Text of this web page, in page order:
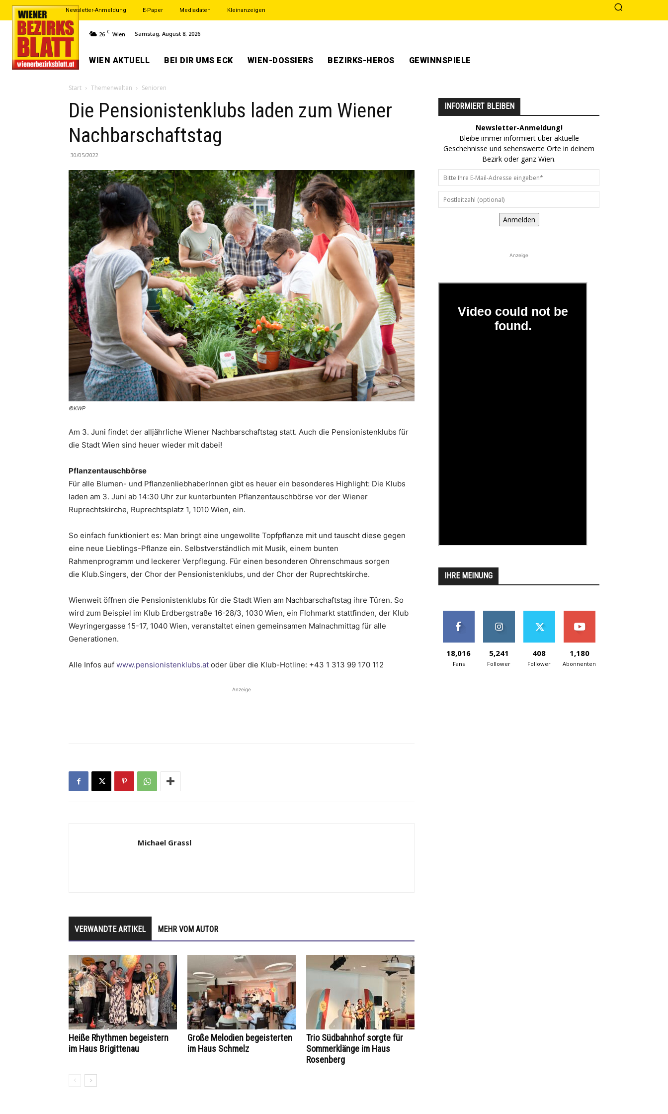
Newsletter-Anmeldung E-Paper Mediadaten Kleinanzeigen
26 C Wien Samstag, August 8, 2026
WIEN AKTUELL BEI DIR UMS ECK WIEN-DOSSIERS BEZIRKS-HEROS GEWINNSPIELE
Start Themenwelten Senioren
Die Pensionistenklubs laden zum Wiener
Nachbarschaftstag
30/05/2022
©KWP
Am 3. Juni findet der alljährliche Wiener Nachbarschaftstag statt. Auch die Pensionistenklubs für
die Stadt Wien sind heuer wieder mit dabei!
Pflanzentauschbörse
Für alle Blumen- und PflanzenliebhaberInnen gibt es heuer ein besonderes Highlight: Die Klubs
laden am 3. Juni ab 14:30 Uhr zur kunterbunten Pflanzentauschbörse vor der Wiener
Ruprechtskirche, Ruprechtsplatz 1, 1010 Wien, ein.
So einfach funktioniert es: Man bringt eine ungewollte Topfpflanze mit und tauscht diese gegen
eine neue Lieblings-Pflanze ein. Selbstverständlich mit Musik, einem bunten
Rahmenprogramm und leckerer Verpflegung. Für einen besonderen Ohrenschmaus sorgen
die Klub.Singers, der Chor der Pensionistenklubs, und der Chor der Ruprechtskirche.
Wienweit öffnen die Pensionistenklubs für die Stadt Wien am Nachbarschaftstag ihre Türen. So
wird zum Beispiel im Klub Erdbergstraße 16-28/3, 1030 Wien, ein Flohmarkt stattfinden, der Klub
Weyringergasse 15-17, 1040 Wien, veranstaltet einen gemeinsamen Malnachmittag für alle
Generationen.
Alle Infos auf www.pensionistenklubs.at oder über die Klub-Hotline: +43 1 313 99 170 112
Anzeige
Michael Grassl
VERWANDTE ARTIKEL MEHR VOM AUTOR
Heiße Rhythmen begeistern
im Haus Brigittenau
Große Melodien begeisterten
im Haus Schmelz
Trio Südbahnhof sorgte für
Sommerklänge im Haus
Rosenberg
INFORMIERT BLEIBEN
Newsletter-Anmeldung!
Bleibe immer informiert über aktuelle
Geschehnisse und sehenswerte Orte in deinem
Bezirk oder ganz Wien.
Anmelden
Anzeige
IHRE MEINUNG
18,016
Fans
5,241
Follower
408
Follower
1,180
Abonnenten